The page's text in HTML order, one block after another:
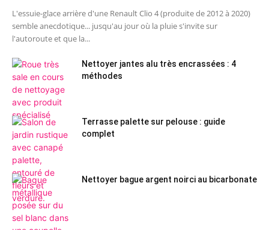
L'essuie-glace arrière d'une Renault Clio 4 (produite de 2012 à 2020)
semble anecdotique... jusqu'au jour où la pluie s'invite sur
l'autoroute et que la...
Nettoyer jantes alu très encrassées : 4
méthodes
Terrasse palette sur pelouse : guide
complet
Nettoyer bague argent noirci au bicarbonate